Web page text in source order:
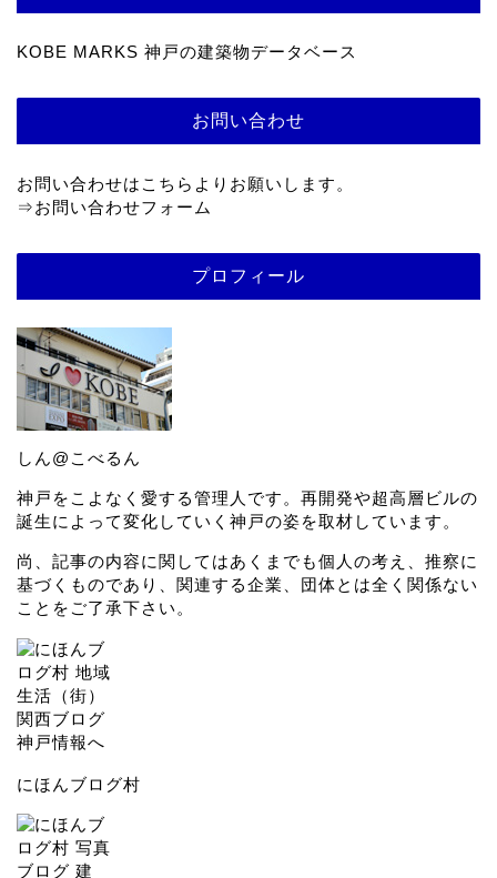
KOBE MARKS 神戸の建築物データベース
お問い合わせ
お問い合わせはこちらよりお願いします。
⇒お問い合わせフォーム
プロフィール
しん@こべるん
神戸をこよなく愛する管理人です。再開発や超高層ビルの
誕生によって変化していく神戸の姿を取材しています。
尚、記事の内容に関してはあくまでも個人の考え、推察に
基づくものであり、関連する企業、団体とは全く関係ない
ことをご了承下さい。
にほんブログ村